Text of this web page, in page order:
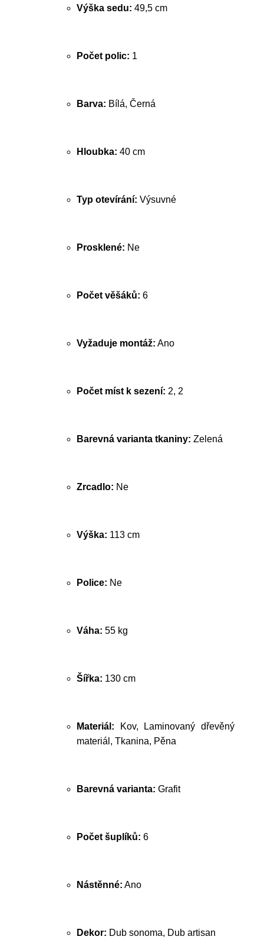
Výška sedu: 49,5 cm
Počet polic: 1
Barva: Bílá, Černá
Hloubka: 40 cm
Typ otevírání: Výsuvné
Prosklené: Ne
Počet věšáků: 6
Vyžaduje montáž: Ano
Počet míst k sezení: 2, 2
Barevná varianta tkaniny: Zelená
Zrcadlo: Ne
Výška: 113 cm
Police: Ne
Váha: 55 kg
Šířka: 130 cm
Materiál: Kov, Laminovaný dřevěný
materiál, Tkanina, Pěna
Barevná varianta: Grafit
Počet šuplíků: 6
Nástěnné: Ano
Dekor: Dub sonoma, Dub artisan